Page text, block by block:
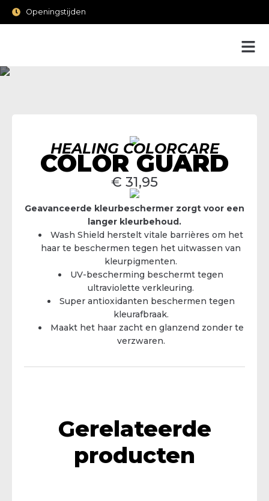
Openingstijden
HEALING COLORCARE
COLOR GUARD
€ 31,95
Geavanceerde kleurbeschermer zorgt voor een
langer kleurbehoud.
Wash Shield herstelt vitale barrières om het
haar te beschermen tegen het uitwassen van
kleurpigmenten.
UV-bescherming beschermt tegen
ultraviolette verkleuring.
Super antioxidanten beschermen tegen
kleurafbraak.
Maakt het haar zacht en glanzend zonder te
verzwaren.
Gerelateerde
producten